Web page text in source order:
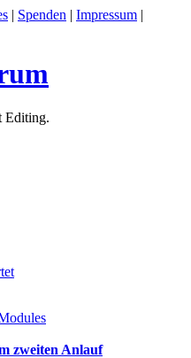
| Spenden | Impressum |
Editing.
zweiten Anlauf